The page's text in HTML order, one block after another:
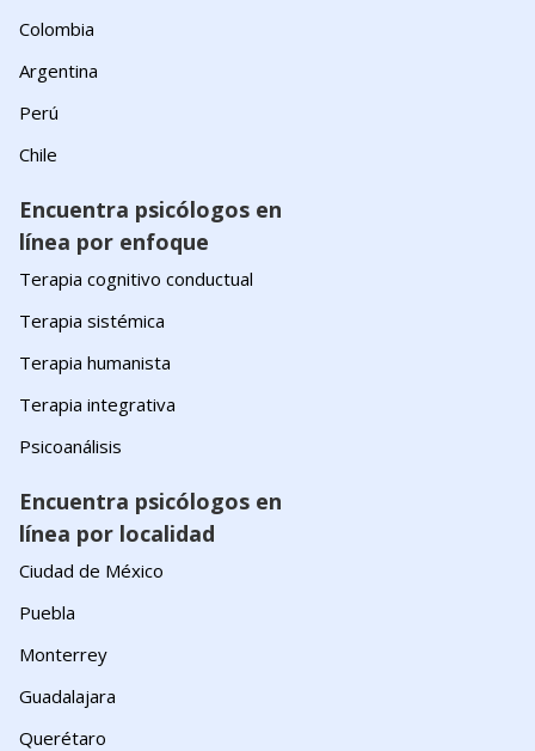
Colombia
Argentina
Perú
Chile
Encuentra psicólogos en
línea por enfoque
Terapia cognitivo conductual
Terapia sistémica
Terapia humanista
Terapia integrativa
Psicoanálisis
Encuentra psicólogos en
línea por localidad
Ciudad de México
Puebla
Monterrey
Guadalajara
Querétaro